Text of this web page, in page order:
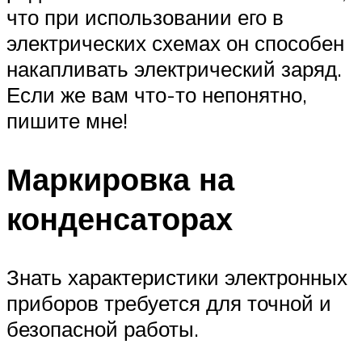
что при использовании его в
электрических схемах он способен
накапливать электрический заряд.
Если же вам что-то непонятно,
пишите мне!
Маркировка на
конденсаторах
Знать характеристики электронных
приборов требуется для точной и
безопасной работы.